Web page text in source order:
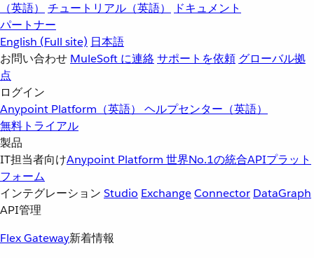
（英語）
チュートリアル（英語）
ドキュメント
パートナー
English (Full site) 日本語
お問い合わせ MuleSoft に連絡サポートを依頼 グローバル拠
点
ログイン
Anypoint Platform（英語） ヘルプセンター（英語）
無料トライアル
製品
IT担当者向けAnypoint Platform 世界No.1の統合APIプラット
フォーム
インテグレーション Studio ExchangeConnector DataGraph
API管理
Flex Gateway新着情報